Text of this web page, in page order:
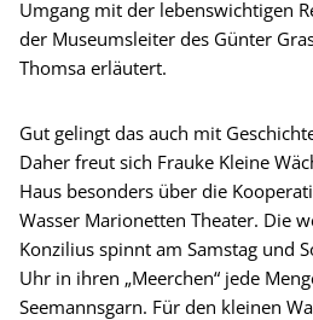
Umgang mit der lebenswichtigen
der Museumsleiter des Günter
Thomsa erläutert.
Gut gelingt das auch mit
Daher freut sich Frauke Kleine
Haus besonders über die
Wasser Marionetten Theater. Die
Konzilius spinnt am Samstag und
Uhr in ihren „Meerchen“ jede
Seemannsgarn. Für den kleinen